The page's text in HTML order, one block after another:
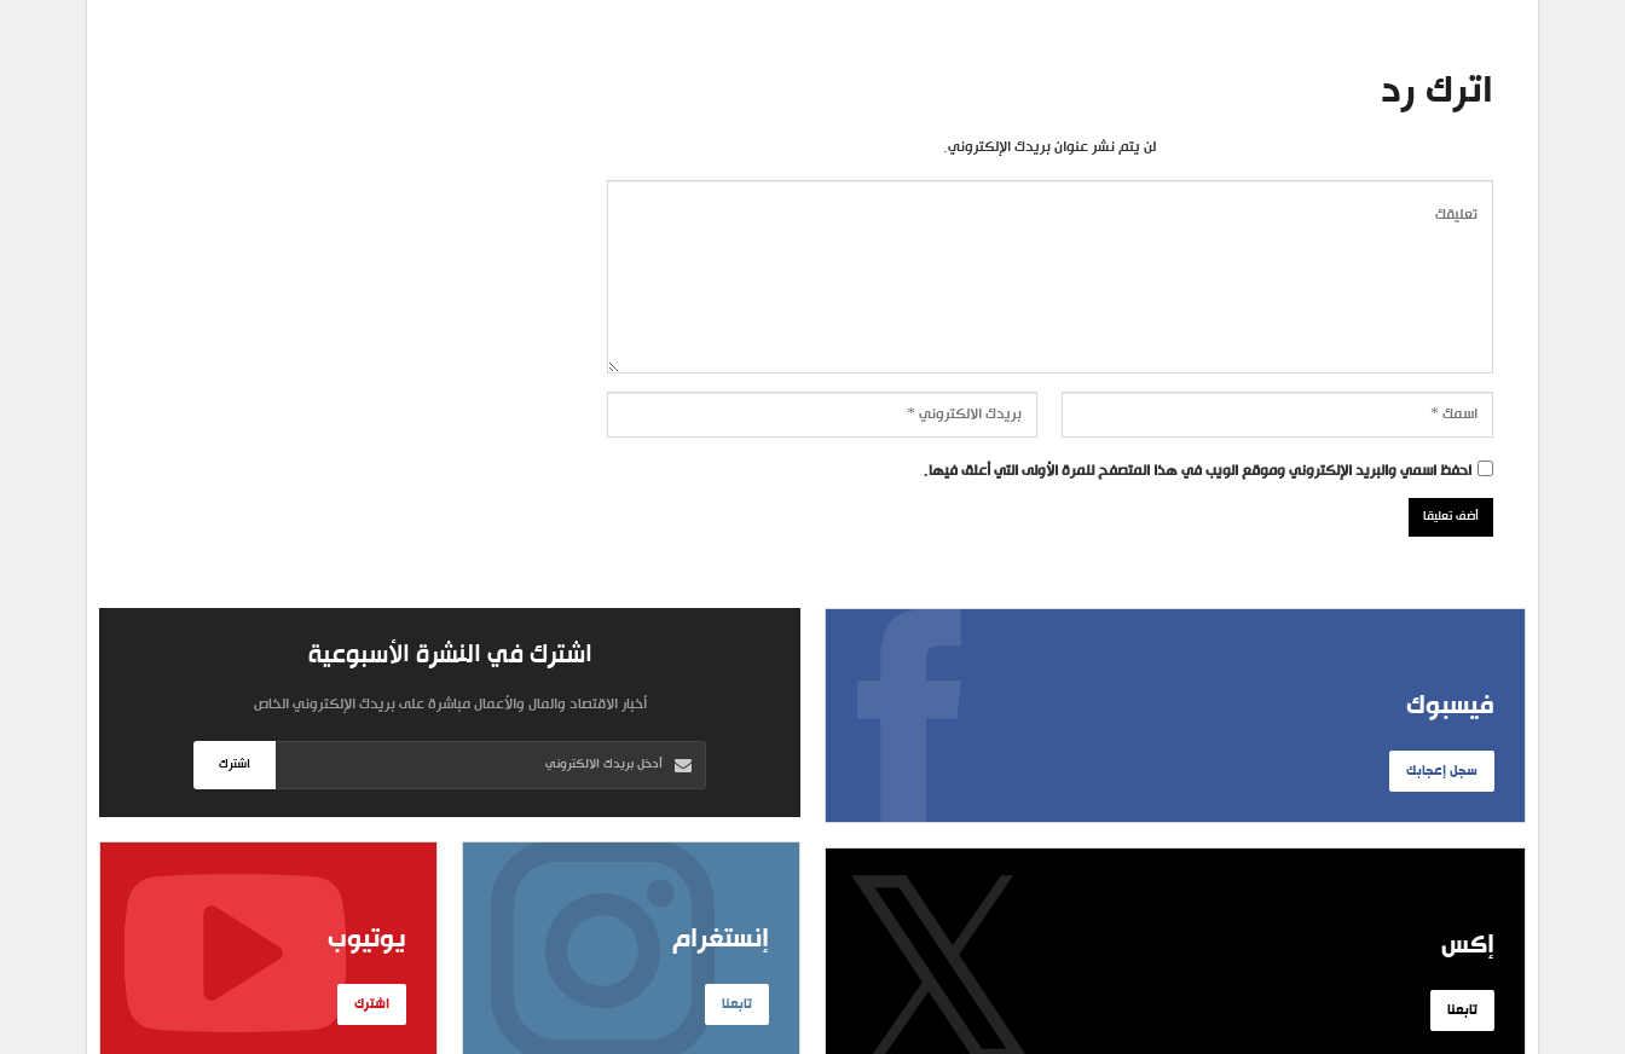
اترك رد
لن يتم نشر عنوان بريدك الإلكتروني.
احفظ اسمي والبريد الإلكتروني وموقع الويب في هذا المتصفح للمرة الأولى التي أعلق فيها.
فيسبوك
سجل إعجابك
إكس
تابعنا
اشترك في النشرة الأسبوعية
أخبار الاقتصاد والمال والأعمال مباشرة على بريدك الإلكتروني الخاص
اشترك
إنستغرام
تابعنا
يوتيوب
اشترك